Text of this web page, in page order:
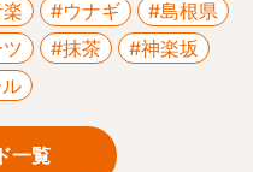
#ウナギ
#島根県
#抹茶
#神楽坂
一覧